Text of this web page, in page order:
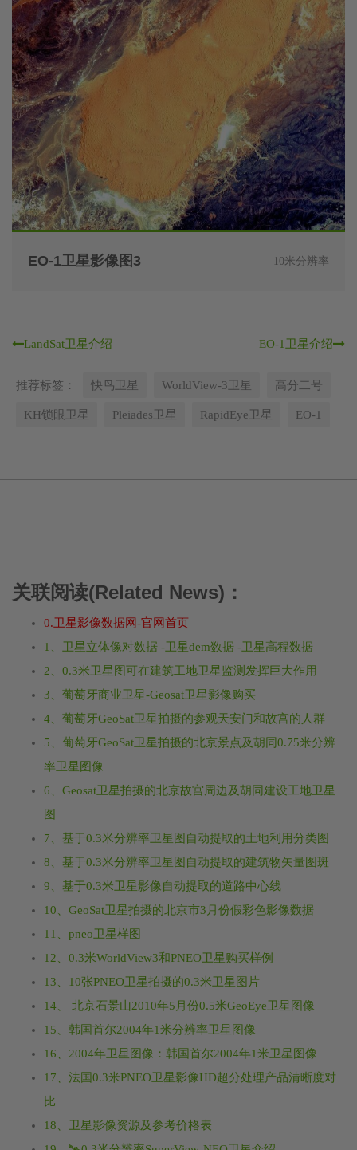
EO-1卫星影像图3 10米分辨率
LandSat卫星介绍 EO-1卫星介绍
推荐标签： 快鸟卫星 WorldView-3卫星 高分二号
KH锁眼卫星 Pleiades卫星 RapidEye卫星 EO-1
关联阅读(Related News)：
0.卫星影像数据网-官网首页
1、卫星立体像对数据 -卫星dem数据 -卫星高程数据
2、0.3米卫星图可在建筑工地卫星监测发挥巨大作用
3、葡萄牙商业卫星-Geosat卫星影像购买
4、葡萄牙GeoSat卫星拍摄的参观天安门和故宫的人群
5、葡萄牙GeoSat卫星拍摄的北京景点及胡同0.75米分辨
率卫星图像
6、Geosat卫星拍摄的北京故宫周边及胡同建设工地卫星
图
7、基于0.3米分辨率卫星图自动提取的土地利用分类图
8、基于0.3米分辨率卫星图自动提取的建筑物矢量图斑
9、基于0.3米卫星影像自动提取的道路中心线
10、GeoSat卫星拍摄的北京市3月份假彩色影像数据
11、pneo卫星样图
12、0.3米WorldView3和PNEO卫星购买样例
13、10张PNEO卫星拍摄的0.3米卫星图片
14、 北京石景山2010年5月份0.5米GeoEye卫星图像
15、韩国首尔2004年1米分辨率卫星图像
16、2004年卫星图像：韩国首尔2004年1米卫星图像
17、法国0.3米PNEO卫星影像HD超分处理产品清晰度对
比
18、卫星影像资源及参考价格表